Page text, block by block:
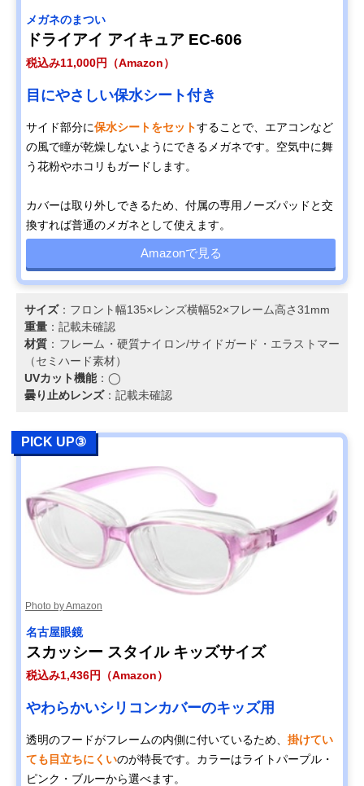
メガネのまつい
ドライアイ アイキュア EC-606
税込み11,000円（Amazon）
目にやさしい保水シート付き
サイド部分に保水シートをセットすることで、エアコンなど
の風で瞳が乾燥しないようにできるメガネです。空気中に舞
う花粉やホコリもガードします。
カバーは取り外しできるため、付属の専用ノーズパッドと交
換すれば普通のメガネとして使えます。
Amazonで見る
サイズ：フロント幅135×レンズ横幅52×フレーム高さ31mm
重量 ：記載未確認
材質 ：フレーム・硬質ナイロン/サイドガード・エラストマー
（セミハード素材）
UVカット機能：◯
曇り止めレンズ：記載未確認
PICK UP③
Photo by Amazon
名古屋眼鏡
スカッシー スタイル キッズサイズ
税込み1,436円（Amazon）
やわらかいシリコンカバーのキッズ用
透明のフードがフレームの内側に付いているため、 掛けてい
ても目立ちにくいのが特長です。カラーはライトパープル・
ピンク・ブルーから選べます。